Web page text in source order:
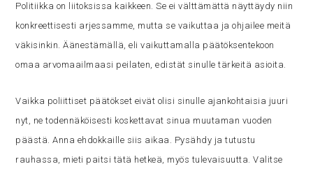
Politiikka on liitoksissa kaikkeen. Se ei välttämättä näyttäydy niin
konkreettisesti arjessamme, mutta se vaikuttaa ja ohjailee meitä
väkisinkin. Äänestämällä, eli vaikuttamalla päätöksentekoon
omaa arvomaailmaasi peilaten, edistät sinulle tärkeitä asioita.
Vaik­ka po­liit­ti­set pää­tök­set ei­vät oli­si si­nul­le ajan­koh­tai­sia juu­ri
nyt, ne todennäköisesti kos­ket­ta­vat sinua muutaman vuoden
päästä. Anna ehdokkaille siis aikaa. Pysähdy ja tutustu
rauhassa, mieti paitsi tätä hetkeä, myös tulevaisuutta. Valitse